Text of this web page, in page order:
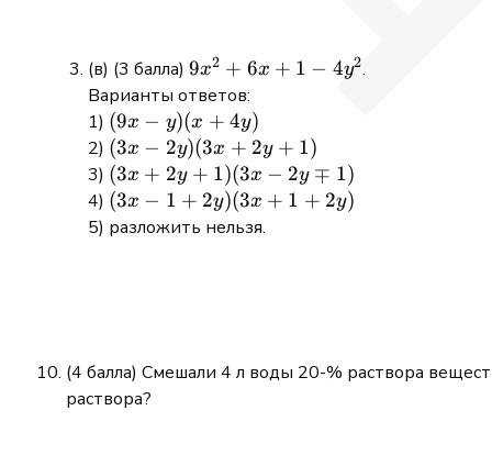
(в) (3 балла) 9x^2
+ 6x
+ 1
-
4y^2
9x2 + 6x + 1 − 4y2.
Варианты ответов:
1) (9x
-
y)
(x
+
(9x − y)(x + 4y)
2) (3x
-
2y)
(3x
(3x − 2y)(3x + 2y + 1)
3) (3x
+
2y
(3x + 2y + 1)(3x − 2y ∓ 1)
4) (3x
- 1
+
2y)
(3x − 1 + 2y)(3x + 1 + 2y)
5) разложить нельзя.
(4 балла) Смешали 4 л воды 20-% раствора
раствора?